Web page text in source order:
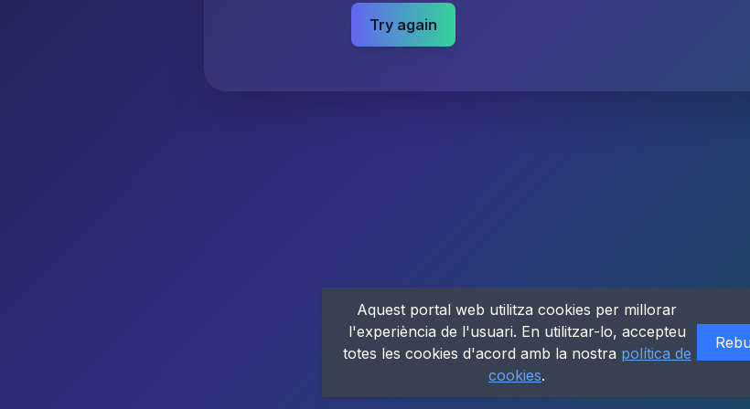
Try again
Aquest portal web utilitza cookies per millorar
l'experiència de l'usuari. En utilitzar-lo, accepteu
totes les cookies d'acord amb la nostra política de
cookies.